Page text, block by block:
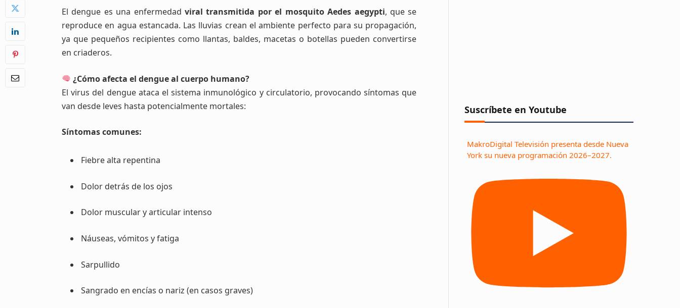
El dengue es una enfermedadviral transmitida por el mosquito Aedes aegypti, que se
reproduce en agua estancada. Las lluvias crean el ambiente perfecto para su propagación,
ya que pequeños recipientes como llantas, baldes, macetas o botellas pueden convertirse
en criaderos.
¿Cómo afecta el dengue al cuerpo humano?
El virus del dengue ataca el sistema inmunológico y circulatorio, provocando síntomas que
van desde leves hasta potencialmente mortales:
Síntomas comunes:
Fiebre alta repentina
Dolor detrás de los ojos
Dolor muscular y articular intenso
Náuseas, vómitos y fatiga
Sarpullido
Sangrado en encías o nariz (en casos graves)
Suscríbete en Youtube
MakroDigital Televisión presenta desde Nueva
York su nueva programación 2026–2027.